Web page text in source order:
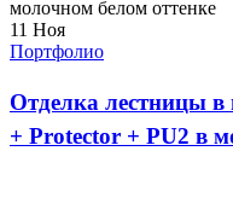
11 Ноя
Портфолио
Отделка лестницы в
+ Protector + PU2 в